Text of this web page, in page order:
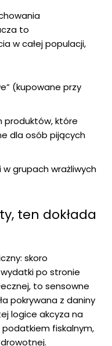
to
w całej populacji,
(kupowane przy
produktów, które
dla osób pijących
grupach wrażliwych
ten dokłada
skoro
po stronie
to sensowne
pokrywana z daniny
logice akcyza na
fiskalnym,